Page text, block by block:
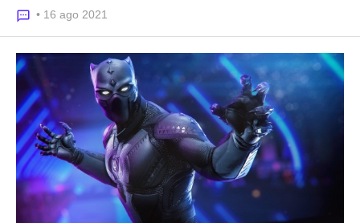
• 16 ago 2021